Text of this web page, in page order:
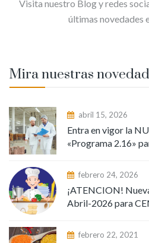
Visita nuestro Blog y redes
últimas novedades
Mira nuestras
abril 15, 2026
Entra en vigor la
«Programa 2.16»
febrero 24, 2026
¡ATENCION!
Abril-2026 para
febrero 22, 2021